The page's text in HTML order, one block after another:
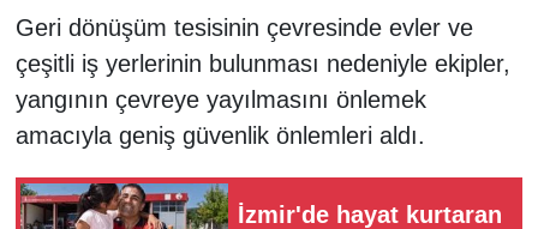
Geri dönüşüm tesisinin çevresinde evler ve
çeşitli iş yerlerinin bulunması nedeniyle ekipler,
yangının çevreye yayılmasını önlemek
amacıyla geniş güvenlik önlemleri aldı.
İzmir'de hayat kurtaran